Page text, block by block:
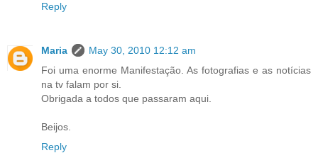
Reply
Maria
May 30, 2010 12:12 am
Foi uma enorme Manifestação. As fotografias e as notícias
na tv falam por si.
Obrigada a todos que passaram aqui.
Beijos.
Reply